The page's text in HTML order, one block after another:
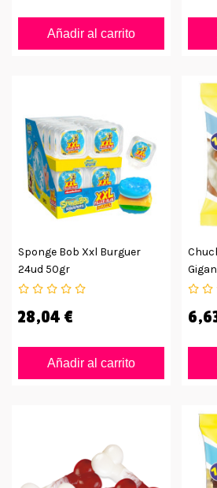
Añadir al carrito
Sponge Bob Xxl Burguer
24ud 50gr
28,04 €
Añadir al carrito